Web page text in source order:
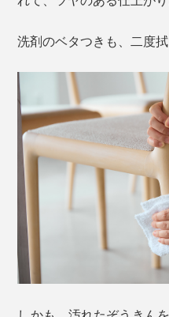
洗剤のベタつきも、二度